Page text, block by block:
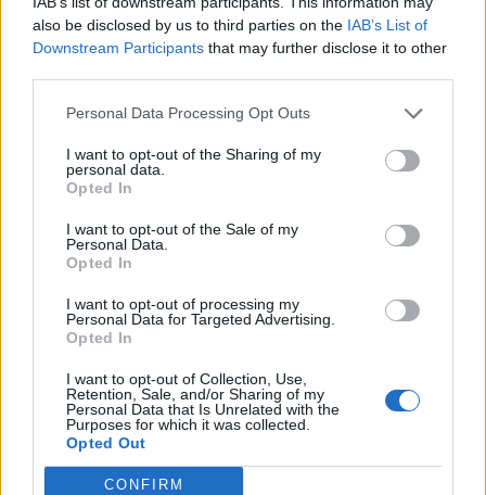
also be disclosed by us to third parties on the IAB’s List of
Downstream Participants that may further disclose it to other
Personal Data Processing Opt Outs
I want to opt-out of the Sharing of my
personal data.
Opted In
I want to opt-out of the Sale of my
Personal Data.
Opted In
I want to opt-out of processing my
Personal Data for Targeted Advertising.
Opted In
I want to opt-out of Collection, Use,
Retention, Sale, and/or Sharing of my
Personal Data that Is Unrelated with the
Purposes for which it was collected.
Opted Out
CONFIRM
Εμπορικό Σύλλογο Μυτιλήνης
Η γιορτή της τράτας ζωντάνεψε
ξανά στη Σκάλα Πολιχνίτου
Η αναπαράσταση του παλιού
αλιευτικού εθίμου, οι
παραδοσιακοί χοροί και η μουσική
γέμισαν το λιμάνι το βράδυ της 6ης
Αυγούστου
ΠΡΟΣΦΥΓΕΣ
«Ένα βιβλίο, ένα χαμόγελο» για
τα παιδιά του Κοινωνικού
Βραβεύτηκαν οι μαθητές για την
προσπάθειά τους – Ο Ματίν, παιδί
πρόσφυγας, πέρασε στη
Νοσηλευτική του Αριστοτελείου
Πανεπιστημίου Θεσσαλονίκης